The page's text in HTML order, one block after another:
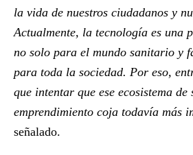
la vida de nuestros ciudadanos y
Actualmente, la tecnología es una
no solo para el mundo sanitario y
para toda la sociedad. Por eso,
que intentar que ese ecosistema de
emprendimiento coja todavía más
señalado.